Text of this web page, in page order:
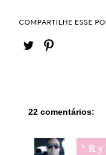
22 comentários:
" R y